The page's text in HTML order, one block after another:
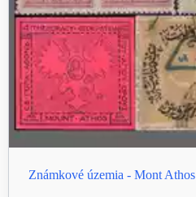
Známkové územia - Mont Athos